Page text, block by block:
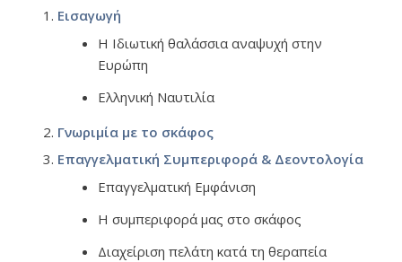
Εισαγωγή
Η Ιδιωτική θαλάσσια αναψυχή στην
Ευρώπη
Ελληνική Ναυτιλία
Γνωριμία με το σκάφος
Επαγγελματική Συμπεριφορά & Δεοντολογία
Επαγγελματική Εμφάνιση
Η συμπεριφορά μας στο σκάφος
Διαχείριση πελάτη κατά τη θεραπεία